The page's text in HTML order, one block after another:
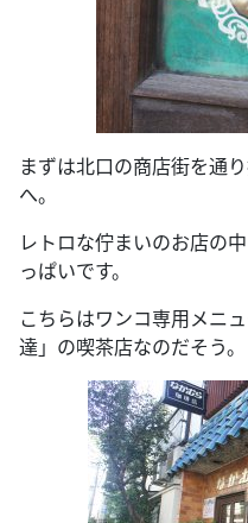
まずは北口の商店街を通
へ。
レトロな佇まいのお店の
っぱいです。
こちらはワンコ専用メニ
達」の喫茶店なのだそう。